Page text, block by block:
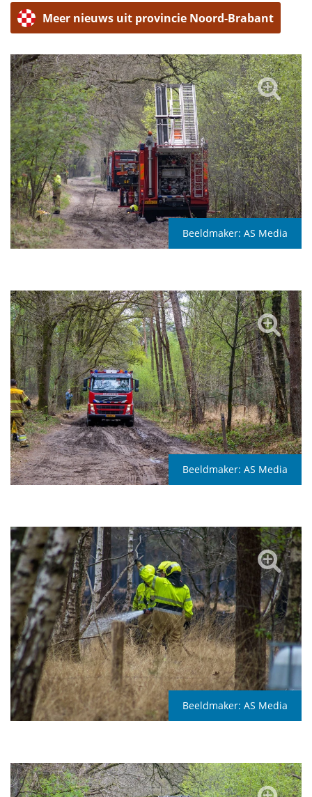
Meer nieuws uit provincie Noord-Brabant
Beeldmaker: AS Media
Beeldmaker: AS Media
Beeldmaker: AS Media